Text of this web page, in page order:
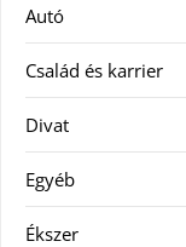
Autó
Család és karrier
Divat
Egyéb
Ékszer